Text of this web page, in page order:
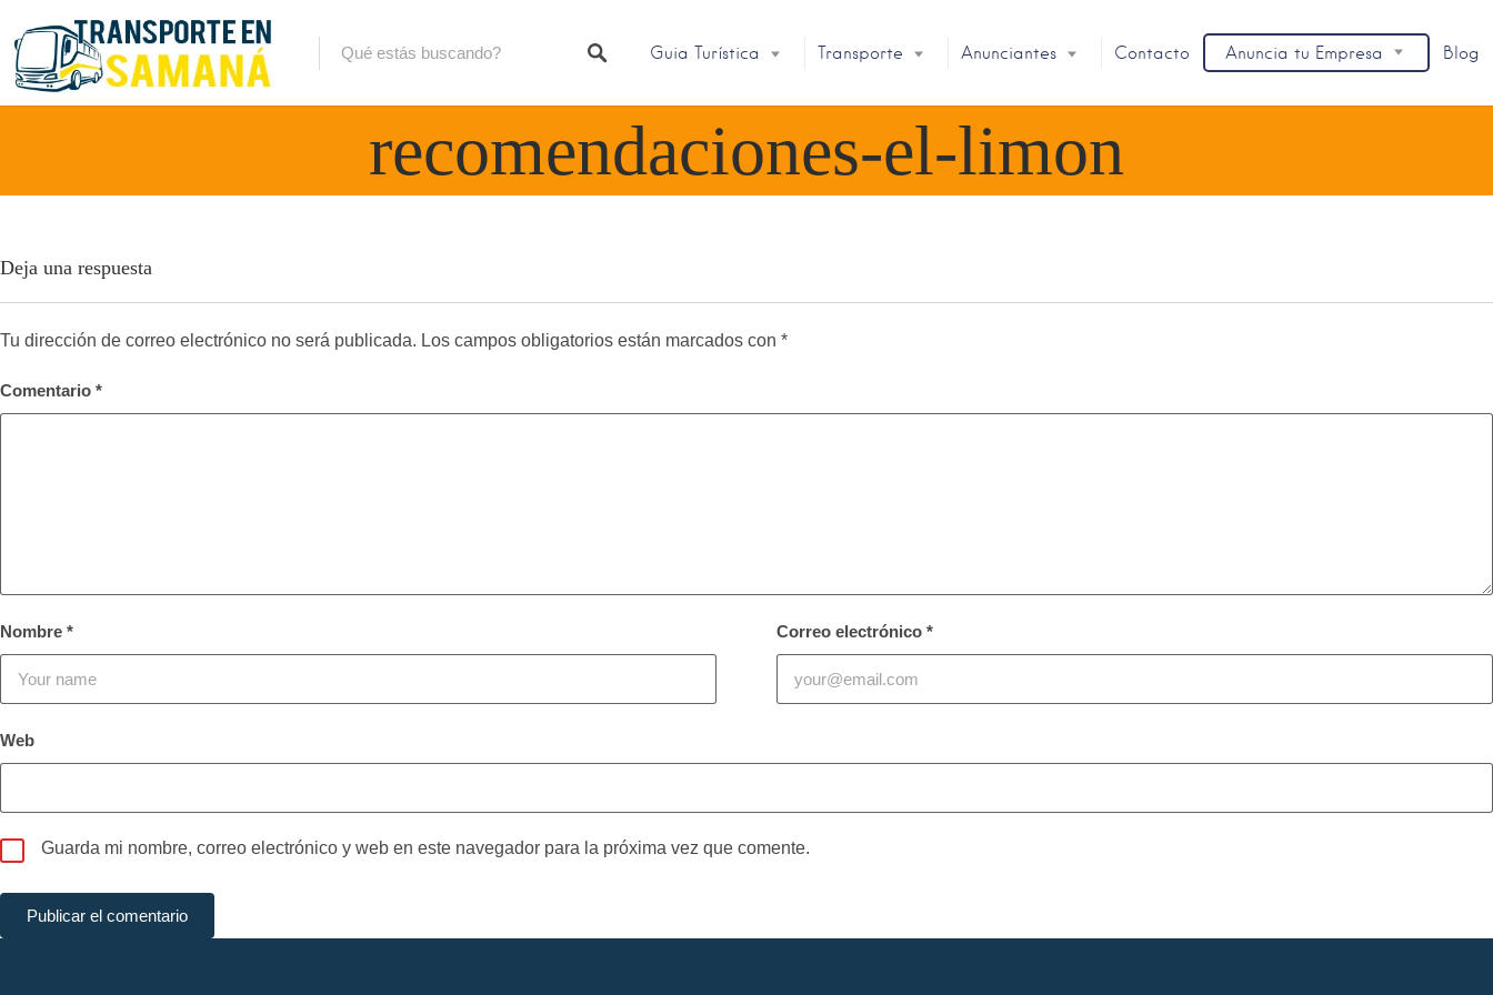
Guia Turística Transporte Anunciantes Contacto Anuncia tu Empresa Blog
recomendaciones-el-limon
Deja una respuesta
Tu dirección de correo electrónico no será publicada. Los campos obligatorios están marcados con *
Comentario *
Nombre * Correo electrónico *
Web
Guarda mi nombre, correo electrónico y web en este navegador para la próxima vez que comente.